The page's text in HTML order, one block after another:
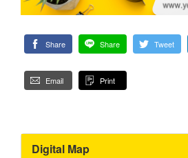
Share Share Tweet
Email Print
Digital Map